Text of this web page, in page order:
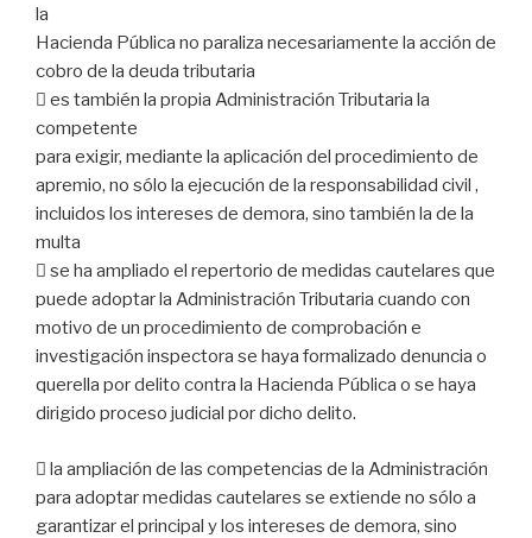
la
Hacienda Pública no paraliza necesariamente la acción de
cobro de la deuda tributaria
 es también la propia Administración Tributaria la
competente
para exigir, mediante la aplicación del procedimiento de
apremio, no sólo la ejecución de la responsabilidad civil ,
incluidos los intereses de demora, sino también la de la
multa
 se ha ampliado el repertorio de medidas cautelares que
puede adoptar la Administración Tributaria cuando con
motivo de un procedimiento de comprobación e
investigación inspectora se haya formalizado denuncia o
querella por delito contra la Hacienda Pública o se haya
dirigido proceso judicial por dicho delito.
 la ampliación de las competencias de la Administración
para adoptar medidas cautelares se extiende no sólo a
garantizar el principal y los intereses de demora, sino